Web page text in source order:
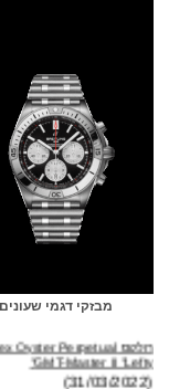
מבזקי דגמי שעונים
GMT-Master II "Lefty"
ברייטלינג Breitling Avenger B01